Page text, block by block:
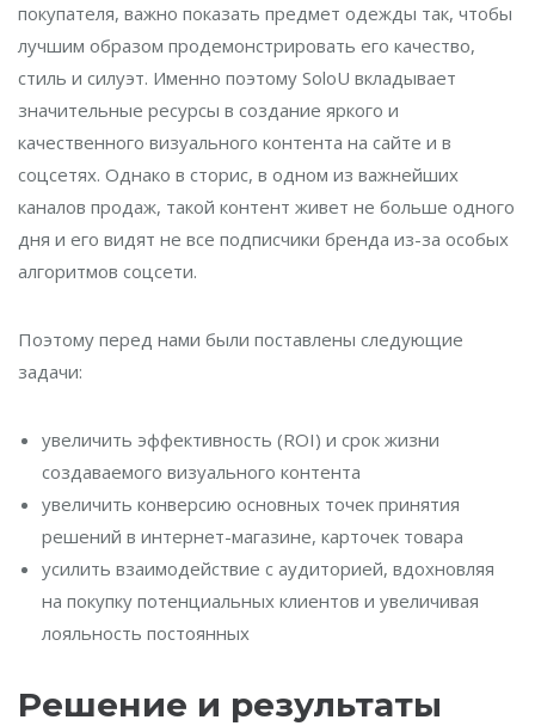
покупателя, важно показать предмет одежды так, чтобы
лучшим образом продемонстрировать его качество,
стиль и силуэт. Именно поэтому SoloU вкладывает
значительные ресурсы в создание яркого и
качественного визуального контента на сайте и в
соцсетях. Однако в сторис, в одном из важнейших
каналов продаж, такой контент живет не больше одного
дня и его видят не все подписчики бренда из-за особых
алгоритмов соцсети.
Поэтому перед нами были поставлены следующие
задачи:
увеличить эффективность (ROI) и срок жизни
создаваемого визуального контента
увеличить конверсию основных точек принятия
решений в интернет-магазине, карточек товара
усилить взаимодействие с аудиторией, вдохновляя
на покупку потенциальных клиентов и увеличивая
лояльность постоянных
Решение и результаты